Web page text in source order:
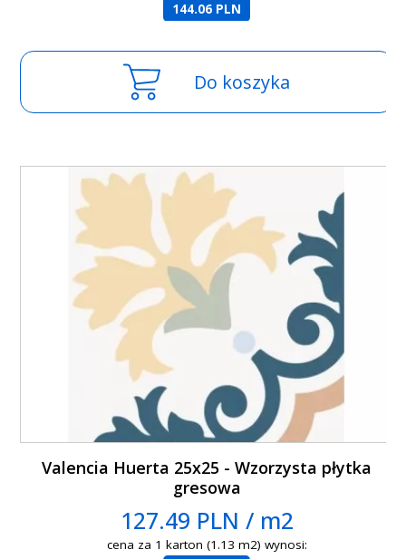
144.06 PLN
Do koszyka
Valencia Huerta 25x25 - Wzorzysta płytka
gresowa
127.49 PLN / m2
cena za 1 karton (1.13 m2) wynosi: